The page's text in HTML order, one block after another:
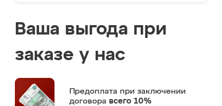
Ваша выгода при
заказе у нас
Предоплата при заключении
договора всего 10%